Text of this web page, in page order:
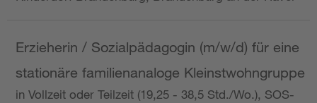
Erzieherin / Sozialpädagogin (m/w/d) für eine
stationäre familienanaloge Kleinstwohngruppe
in Vollzeit oder Teilzeit (19,25 - 38,5 Std./Wo.), SOS-